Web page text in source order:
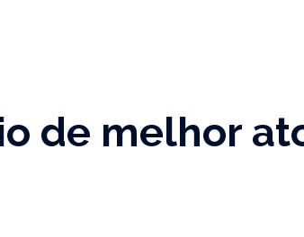
de melhor